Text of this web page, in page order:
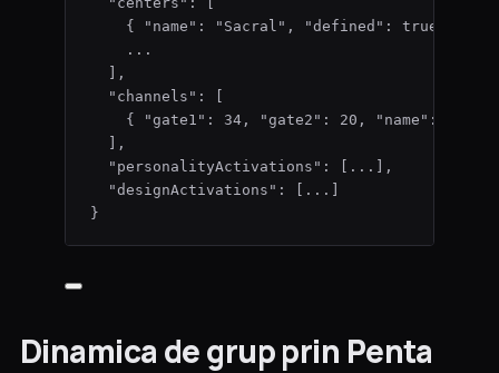
{
"name" : " Sacral " , "defined" : true
...
],
"channels" : [
{
"gate1" : 34 , "gate2" : 20 , "name" :
],
"personalityActivations" : [ ...
],
"designActivations" : [ ...
}
Dinamica de grup prin Penta